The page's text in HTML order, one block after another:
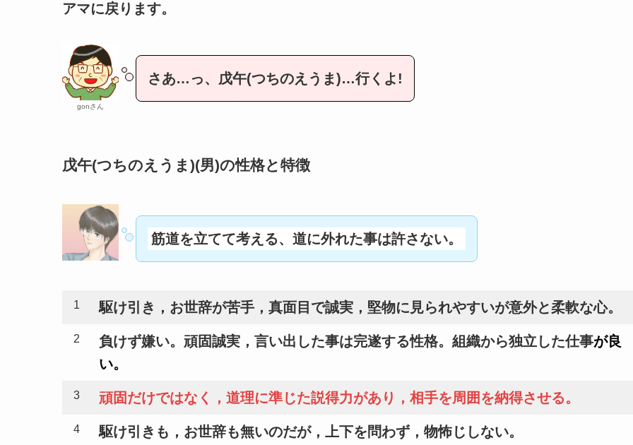
アマに戻ります。
gonさん
さあ…っ、戊午(つちのえうま)…行くよ!
戊午(つちのえうま)(男)の性格と特徴
筋道を立てて考える、道に外れた事は許さない。
1 駆け引き，お世辞が苦手，真面目で誠実，堅物に見られやすいが意外と柔軟な心。
2 負けず嫌い。頑固誠実，言い出した事は完遂する性格。組織から独立した仕事が良
い。
3 頑固だけではなく，道理に準じた説得力があり，相手を周囲を納得させる。
4 駆け引きも，お世辞も無いのだが，上下を問わず，物怖じしない。